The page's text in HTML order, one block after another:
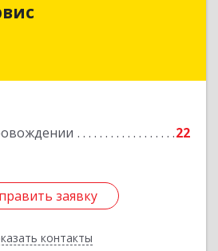
22
заявку
контакты
Ленинградская обл, Волхов г,
Подробнее
заявку
Назад